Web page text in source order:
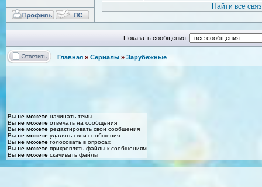
Найти все
Показать сообщения:
Главная » Сериалы » Зарубежные
Вы не можете начинать темы
Вы не можете отвечать на сообщения
Вы не можете редактировать свои сообщения
Вы не можете удалять свои сообщения
Вы не можете голосовать в опросах
Вы не можете прикреплять файлы к сообщениям
Вы не можете скачивать файлы